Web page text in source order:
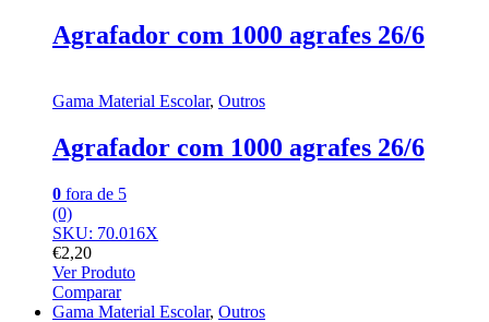
Agrafador com 1000 agrafes 26/6
Gama Material Escolar, Outros
Agrafador com 1000 agrafes 26/6
0 fora de 5
(0)
SKU: 70.016X
€2,20
Ver Produto
Comparar
Gama Material Escolar, Outros